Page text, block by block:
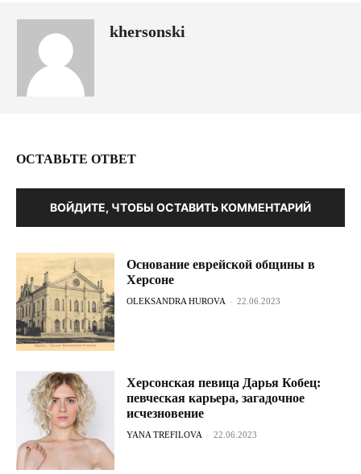
khersonski
ОСТАВЬТЕ ОТВЕТ
ВОЙДИТЕ, ЧТОБЫ ОСТАВИТЬ КОММЕНТАРИЙ
Основание еврейской общины в
Херсоне
OLEKSANDRA HUROVA - 22.06.2023
Херсонская певица Дарья Кобец:
певческая карьера, загадочное
исчезновение
YANA TREFILOVA - 22.06.2023